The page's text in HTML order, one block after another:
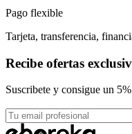
Pago flexible
Tarjeta, transferencia,
Recibe ofertas
Suscribete y consigue un